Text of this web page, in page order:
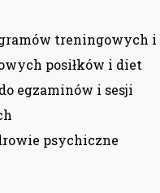
treningowych i
posiłków i diet
egzaminów i sesji
psychiczne